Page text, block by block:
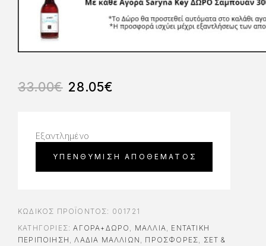
33.00€ 28.05€
Εξαντλημένο
ΚΩΔΙΚΌΣ ΠΡΟΪΌΝΤΟΣ: 001721
ΚΑΤΗΓΟΡΊΕΣ:ΑΓΟΡΆ+ΔΏΡΟ ΜΑΛΛΙΑ
ΕΝΤΑΤΙΚΉ
ΠΕΡΙΠΟΊΗΣΗ
,ΛΆΔΙΑ ΜΑΛΛΙΏΝ ΠΡΟΣΦΟΡΈΣ
ΣΕΤ &